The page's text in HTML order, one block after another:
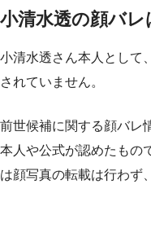
小清水透の顔バレ
小清水透さん本人として
されていません。
前世候補に関する顔バレ
本人や公式が認めたもの
は顔写真の転載は行わず